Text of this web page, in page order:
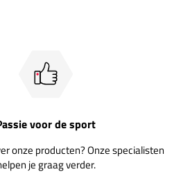
voor de sport
onze producten? Onze specialisten
je graag verder.